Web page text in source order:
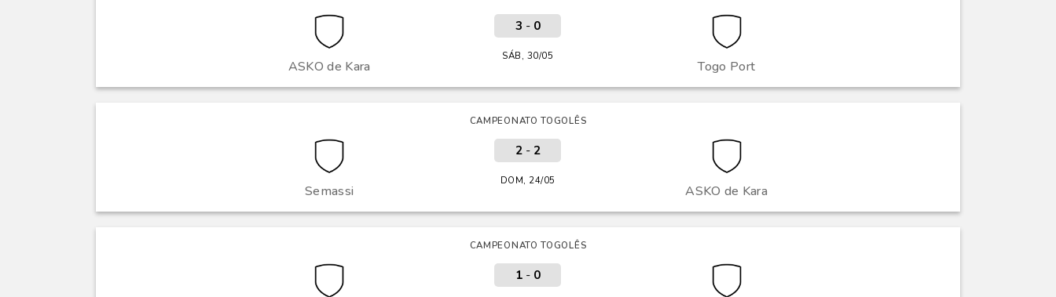
ASKO de Kara Togo Port
3 - 0
SÁB, 30/05
CAMPEONATO TOGOLÊS
Semassi ASKO de Kara
2- 2
DOM, 24/05
CAMPEONATO TOGOLÊS
1- 0